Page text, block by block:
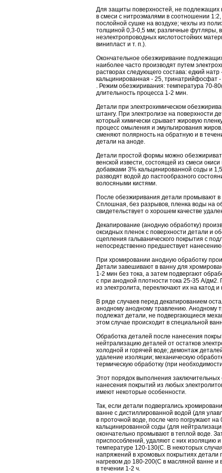
Для защиты поверхностей, не
в смеси с нитроэмалями в соотношении 1:2,
послойной сушке на воздухе; чехлы из
толщиной 0,3-0,5 мм; различные футляры,
неэлектропроводных кислотостойких
винипласт и т. п.).
Окончательное обезжиривание
наиболее часто производят путем
растворах следующего состава: едкий натр
кальцинированная - 25, тринатрийфосфат
. Режим обезжиривания: температура 70-
длительность процесса 1-2 мин.
Детали при электрохимическом
штангу. При электролизе на поверхности
который химически срывает жировую
процесс омыления и эмульгирования
сменяют полярность на обратную и в
детали на аноде.
Детали простой формы можно
венской извести, состоящей из смеси
добавками 3% кальцинированной соды и
разводят водой до пастообразного
волосяными кистями.
После обезжиривания детали промывают в
Сплошная, без разрывов, пленка воды на
свидетельствует о хорошем качестве
Декапирование (анодную обработку)
оксидных пленок с поверхности детали и
сцепления гальванического покрытия с
непосредственно предшествует
При хромировании анодную обработку
Детали завешивают в ванну для
1-2 мин без тока, а затем подвергают
с при анодной плотности тока 25-35 А/
из электролита, переключают их на катод
В ряде случаев перед декапированием
анодному анодному травлению. Анодному
подлежат детали, не подвергающиеся
этом случае происходит в специальной
Обработка деталей после нанесения
нейтрализацию деталей от остатков
холодной и горячей воде; демонтаж
удаление изоляции; механическую
термическую обработку (при
Этот порядок выполнения
нанесения покрытий из любых
имеют некоторые особенности.
Так, если детали подвергались
ванне с дистиллированной водой (для
в проточной воде, после чего погружают
кальцинированной соды (для
окончательно промывают в теплой воде.
приспособлений, удаляют с них изоляцию
температуре 120-130(С. В некоторых
напряжений в хромовых покрытиях детали
нагревом до 180-200(С в масляной ванне и
в течении 1-2 ч.